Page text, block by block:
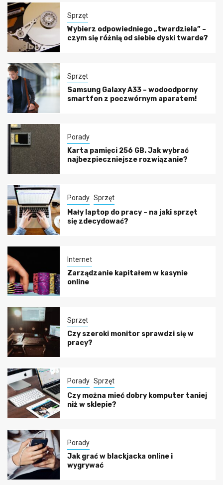
Sprzęt
Wybierz odpowiedniego „twardziela” –
czym się różnią od siebie dyski twarde?
Sprzęt
Samsung Galaxy A33 – wodoodporny
smartfon z poczwórnym aparatem!
Porady
Karta pamięci 256 GB. Jak wybrać
najbezpieczniejsze rozwiązanie?
Porady Sprzęt
Mały laptop do pracy – na jaki sprzęt
się zdecydować?
Internet
Zarządzanie kapitałem w kasynie
online
Sprzęt
Czy szeroki monitor sprawdzi się w
pracy?
Porady Sprzęt
Czy można mieć dobry komputer taniej
niż w sklepie?
Porady
Jak grać w blackjacka online i
wygrywać